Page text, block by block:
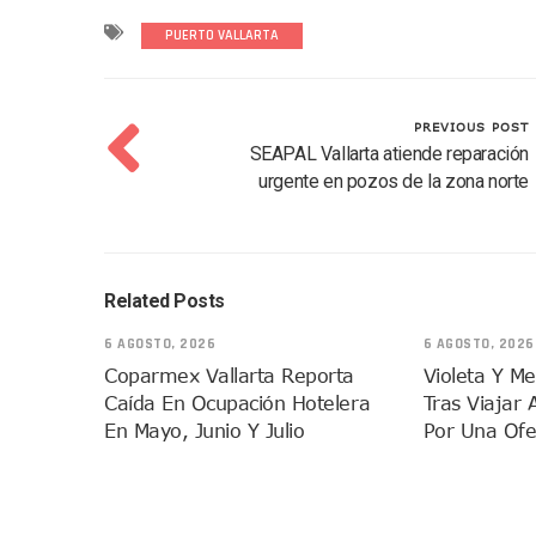
Yussara Canales Pide
Adultos Mayores De Ixtapa
Mujeres Recorren Calles
Bruno Blancas Convoca A
Dr. Álvarez Zayas Dirige
Por Desaparición Forzada,
“El Mayo” Zambada Es
PUERTO VALLARTA
PREVIOUS POST
SEAPAL Vallarta atiende reparación
urgente en pozos de la zona norte
Related Posts
6 AGOSTO, 2026
Coparmex Vallarta Reporta
Caída En Ocupación Hotelera
En Mayo, Junio Y Julio
6 AGOSTO, 2026
Violeta Y
Tras Viajar
Por Una